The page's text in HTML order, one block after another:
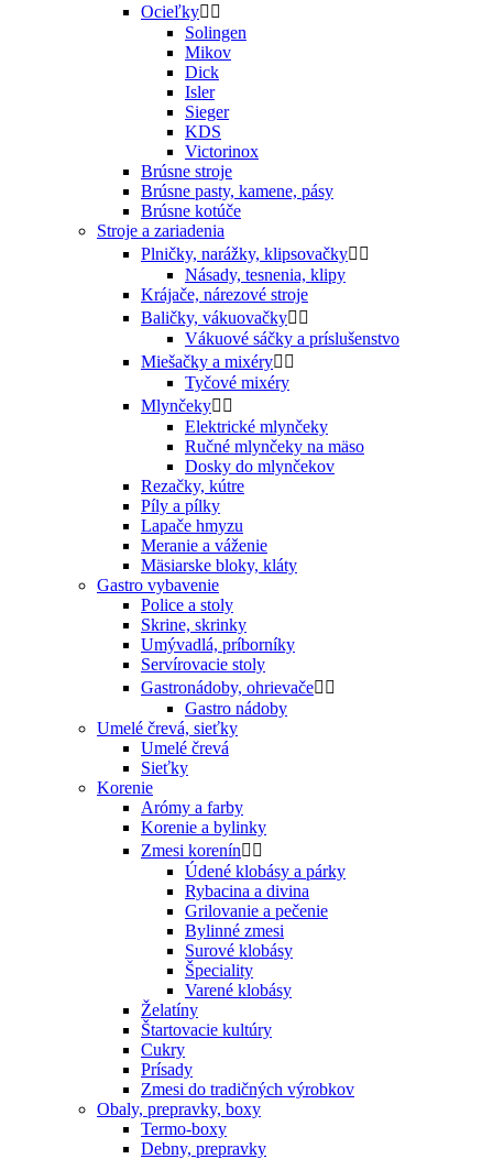
Ocieľky 
Solingen
Mikov
Dick
Isler
Sieger
KDS
Victorinox
Brúsne stroje
Brúsne pasty, kamene, pásy
Brúsne kotúče
Stroje a zariadenia
Plničky, narážky, klipsovačky 
Násady, tesnenia, klipy
Krájače, nárezové stroje
Baličky, vákuovačky 
Vákuové sáčky a príslušenstvo
Miešačky a mixéry 
Tyčové mixéry
Mlynčeky 
Elektrické mlynčeky
Ručné mlynčeky na mäso
Dosky do mlynčekov
Rezačky, kútre
Píly a pílky
Lapače hmyzu
Meranie a váženie
Mäsiarske bloky, kláty
Gastro vybavenie
Police a stoly
Skrine, skrinky
Umývadlá, príborníky
Servírovacie stoly
Gastronádoby, ohrievače 
Gastro nádoby
Umelé črevá, sieťky
Umelé črevá
Sieťky
Korenie
Arómy a farby
Korenie a bylinky
Zmesi korenín 
Údené klobásy a párky
Rybacina a divina
Grilovanie a pečenie
Bylinné zmesi
Surové klobásy
Špeciality
Varené klobásy
Želatíny
Štartovacie kultúry
Cukry
Prísady
Zmesi do tradičných výrobkov
Obaly, prepravky, boxy
Termo-boxy
Debny, prepravky